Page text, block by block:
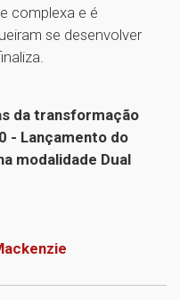
complexa e é
se desenvolver
da transformação
- Lançamento do
modalidade Dual